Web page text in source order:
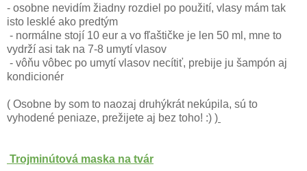
- osobne nevidím žiadny rozdiel po použití, vlasy mám tak
isto lesklé ako predtým
- normálne stojí 10 eur a vo fľaštičke je len 50 ml, mne to
vydrží asi tak na 7-8 umytí vlasov
- vôňu vôbec po umytí vlasov necítiť, prebije ju šampón aj
kondicionér
( Osobne by som to naozaj druhýkrát nekúpila, sú to
vyhodené peniaze, prežijete aj bez toho! :) )
Trojminútová maska na tvár